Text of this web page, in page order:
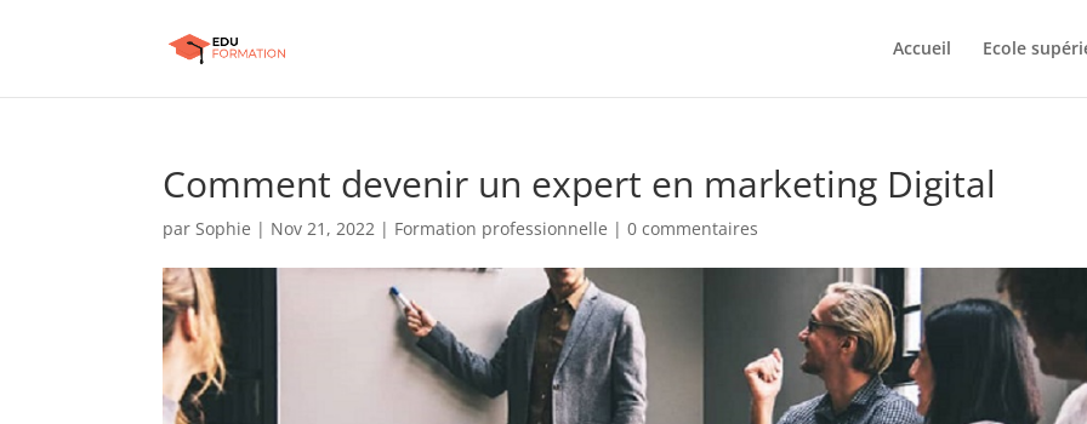
Accueil Ecole
Comment devenir un expert en marketing Digital
parSophie | Nov 21, 2022 | Formation professionnelle |0 commentaires